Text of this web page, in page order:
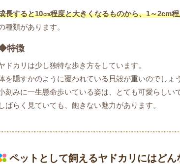
長すると10㎝程度と大きくなるものから、1～2cm
種類があります。
特徴
ドカリは少し独特な歩き方をしています。
を隠すかのように覆われている貝殻が重いのでしょ
刻みに一生懸命歩いている姿は、とても可愛らしい
しばらく見ていても、飽きない魅力があります。
ペットとして飼えるヤドカリにはどん